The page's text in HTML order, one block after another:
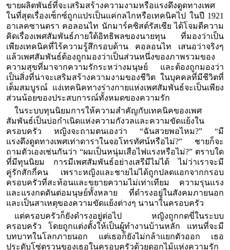
ขายผลิตพันธ์ที่จะเสริมสร้างความงามหรือแรงดึงดูดทางเพศ
ในที่สุดเรื่องเซ็กซ์ถูกแปรเป็นแค่กลไกหรือเทคนิคไป ในปี 1921
อาเลคซานดรา คอลอนไท นักมาร์คซิสต์รัสเซีย ได้โจมตีความ
คิดเรื่องเพศสัมพันธ์ภายใต้อิทธิพลของนายทุน ที่มองว่าเป็น
เพียงเทคนิคที่ไร้ความรู้สึกรอบด้าน คอลอนไท เสนอว่าจริงๆ
แล้วเพศสัมพันธ์ต้องถูกมองว่าเป็นส่วนหนึ่งของภาพรวมของ
ความสุขที่มาจากความรักระหว่างมนุษย์ และต้องถูกมองว่า
เป็นสิ่งที่น่าจะเสริมสร้างความงามของชีวิต ในบุคคลที่มีชีวิตที่
เต็มสมบูรณ์ แง่เทคนิคทางร่างกายแห่งเพศสัมพันธ์จะเป็นเพียง
ส่วนน้อยของประสบการณ์ทั้งหมดของความรัก
ในระบบทุนนิยมการให้ความสำคัญกับเทคนิคของเพศ
สัมพันธ์เป็นบ่อกำเนิดแห่งความกังวลและความขัดแย้งใน
ครอบครัว หญิงจะถามตนเองว่า “ฉันสวยพอไหม?” “มี
แรงดึงดูดทางเพศเท่าดาราในจอโทรทัศน์หรือไม่?” ชายก็จะ
ถามตัวเองเช่นกันว่า “ผมเป็นหนุ่มเสือไฟแรงหรือไม่?” ตราบใด
ที่มีทุนนิยม การมีเพศสัมพันธ์อย่างเสรีมีไม่ได้ ไม่ว่าเราจะมี
คู่รักสักกี่คน เพราะหญิงและชายไม่ได้ถูกปลดแอกจากกรอบ
ครอบครัวที่สะท้อนและขยายความไม่เท่าเทียม ความรุนแรง
และแรงกดดันต่อมนุษย์ทั้งหลาย ที่ดำรงอยู่ในสังคมภายนอก
และเป็นสาเหตุของความขัดแย้งต่างๆ นานาในครอบครัว
แต่ครอบครัวก็ยังดำรงอยู่ต่อไป หญิงถูกกดขี่ในระบบ
ครอบครัว โดยถูกแต่งตั้งให้เป็นผู้ทำงานบ้านหลัก แทนที่จะมี
บทบาทในโลกภายนอก แต่เธอก็ยังไม่กล้าแยกตัวออก เธอ
ประดับโซ่ตรวนของเธอในครอบครัวด้วยดอกไม้แห่งความรัก